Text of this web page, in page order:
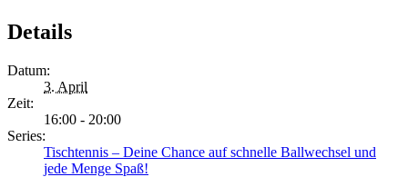
Details
Datum:
3. April
Zeit:
16:00 - 20:00
Series:
Tischtennis – Deine Chance auf schnelle Ballwechsel und
jede Menge Spaß!